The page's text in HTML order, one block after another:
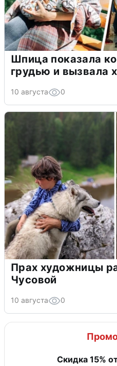
Шпица показала
грудью и вызвала
10 августа 0
Прах художницы
Чусовой
10 августа 0
Скидка 15%